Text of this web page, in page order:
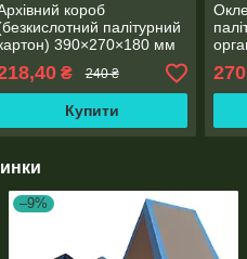
короб
палітурний
390×270×180 мм
₴ 240 ₴
Купити
–9%